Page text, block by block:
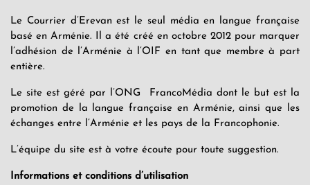
Le Courrier d’Erevan est le seul média en langue française
basé en Arménie. Il a été créé en octobre 2012 pour marquer
l’adhésion de l’Arménie à l’OIF en tant que membre à part
entière.
Le site est géré par l’ONG FrancoMédia dont le but est la
promotion de la langue française en Arménie, ainsi que les
échanges entre l’Arménie et les pays de la Francophonie.
L’équipe du site est à votre écoute pour toute suggestion.
Informations et conditions d’utilisation